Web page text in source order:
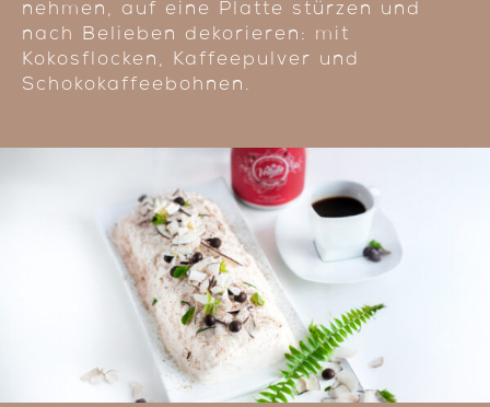
nehmen, auf eine Platte stürzen und
nach Belieben dekorieren: mit
Kokosflocken, Kaffeepulver und
Schokokaffeebohnen.